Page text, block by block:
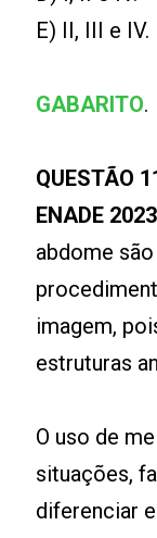
E) II, III e IV.
GABARITO.
QUESTÃO
ENADE
abdome
imagem,
estruturas
O uso de
situações,
diferenciar